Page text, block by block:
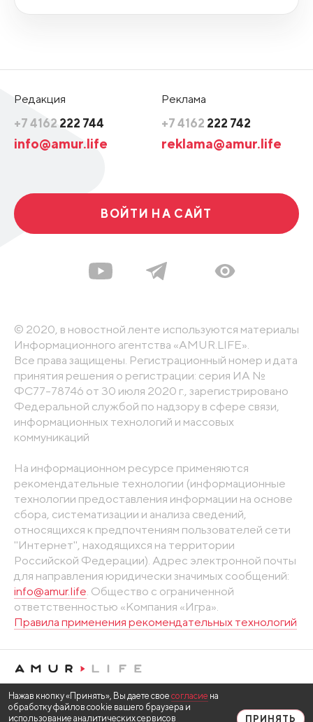
Редакция
+7 4162 222 744
info@amur.life
Реклама
+7 4162 222 742
reklama@amur.life
ВОЙТИ НА САЙТ
© 2020, в новостной ленте используются материалы
Информационного агентства «AMUR.LIFE».
Все права защищены. Регистрационный номер и дата
принятия решения о регистрации: серия ИА №
ФС77-78746 от 30 июля 2020 г., зарегистрировано
Федеральной службой по надзору в сфере связи,
информационных технологий и массовых
коммуникаций
На информационном ресурсе применяются
рекомендательные технологии (информационные
технологии предоставления информации на основе
сбора, систематизации и анализа сведений,
относящихся к предпочтениям пользователей сети
"Интернет", находящихся на территории
Российской Федерации). Адрес электронной почты
для направления юридически значимых сообщений:
info@amur.life. Общество с ограниченной
ответственностью «Компания «Игра».
Правила применения рекомендательных технологий
Нажав кнопку «Принять», Вы даете свое согласие на
обработку файлов cookie вашего браузера и
использование аналитических сервисов
ПРИНЯТЬ